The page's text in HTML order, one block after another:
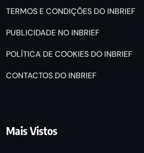
TERMOS E CONDIÇÕES DO INBRIEF
PUBLICIDADE NO INBRIEF
POLÍTICA DE COOKIES DO INBRIEF
CONTACTOS DO INBRIEF
Mais Vistos